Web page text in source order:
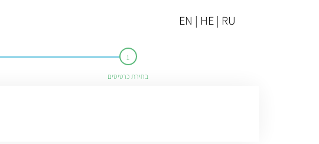
EN | HE | RU
בחירת כרטיסים